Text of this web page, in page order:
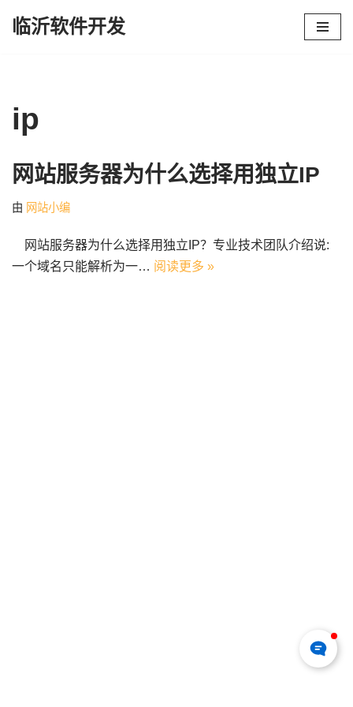
文
临沂软件开发
ip
网站服务器为什么选择用独立IP
由 网站小编
网站服务器为什么选择用独立IP？专业技术团队介绍说:
一个域名只能解析为一… 阅读更多 »